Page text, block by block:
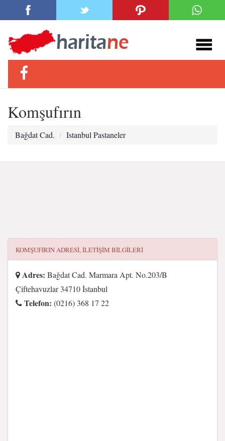
Komşufırın
Bağdat Cad. Istanbul Pastaneler
KOMŞUFIRINADRESI, ILETIŞIM BILGILERI
Adres: Bağdat Cad. Marmara Apt. No.203/B
Çiftehavuzlar 34710 İstanbul
Telefon: (0216) 368 17 22